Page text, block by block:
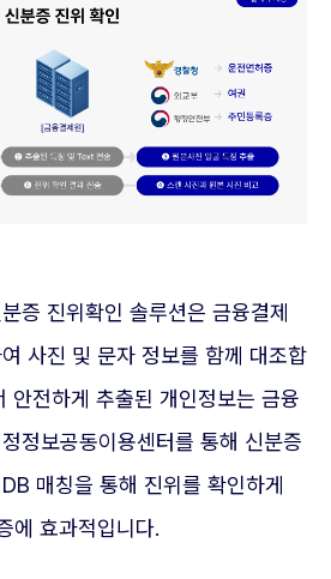
증 진위확인 솔루션은 금융결제
사진 및 문자 정보를 함께 대조합
안전하게 추출된 개인정보는 금융
정보공동이용센터를 통해 신분증
매칭을 통해 진위를 확인하게
에 효과적입니다.